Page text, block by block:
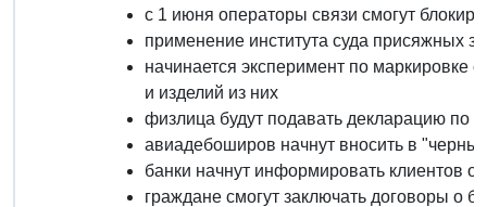
с 1 июня операторы связи смогут
применение института суда присяжных
начинается эксперимент по маркировке
и изделий из них
физлица будут подавать декларацию по
авиадебоширов начнут вносить в
банки начнут информировать клиентов о
граждане смогут заключать договоры о